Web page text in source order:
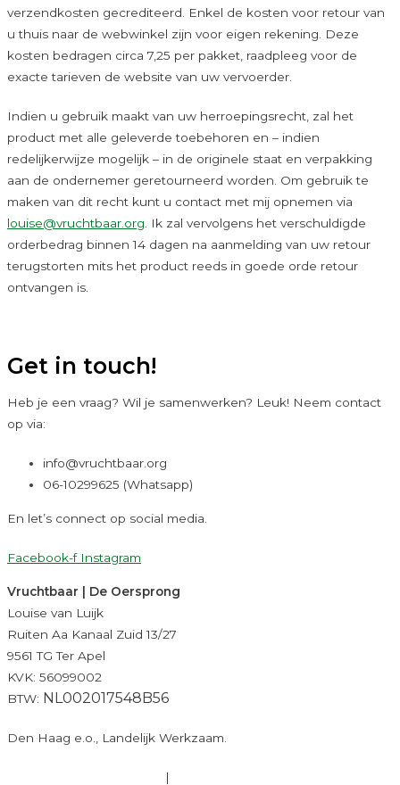
verzendkosten gecrediteerd. Enkel de kosten voor retour van
u thuis naar de webwinkel zijn voor eigen rekening. Deze
kosten bedragen circa 7,25 per pakket, raadpleeg voor de
exacte tarieven de website van uw vervoerder.
Indien u gebruik maakt van uw herroepingsrecht, zal het
product met alle geleverde toebehoren en – indien
redelijkerwijze mogelijk – in de originele staat en verpakking
aan de ondernemer geretourneerd worden. Om gebruik te
maken van dit recht kunt u contact met mij opnemen via
louise@vruchtbaar.org . Ik zal vervolgens het verschuldigde
orderbedrag binnen 14 dagen na aanmelding van uw retour
terugstorten mits het product reeds in goede orde retour
ontvangen is.
Get in touch!
Heb je een vraag? Wil je samenwerken? Leuk! Neem contact
op via:
info@vruchtbaar.org
06-10299625 (Whatsapp)
En let’s connect op social media.
Facebook-f Instagram
Vruchtbaar | De Oersprong
Louise van Luijk
Ruiten Aa Kanaal Zuid 13/27
9561 TG Ter Apel
KVK: 56099002
BTW: NL002017548B56
Den Haag e.o., Landelijk Werkzaam.
|